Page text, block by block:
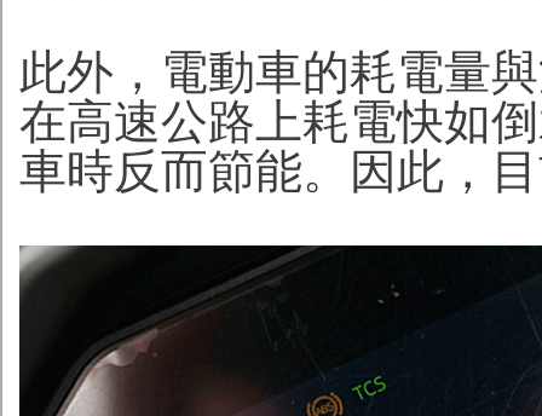
此外，電動車的耗電量
在高速公路上耗電快如
車時反而節能。因此，